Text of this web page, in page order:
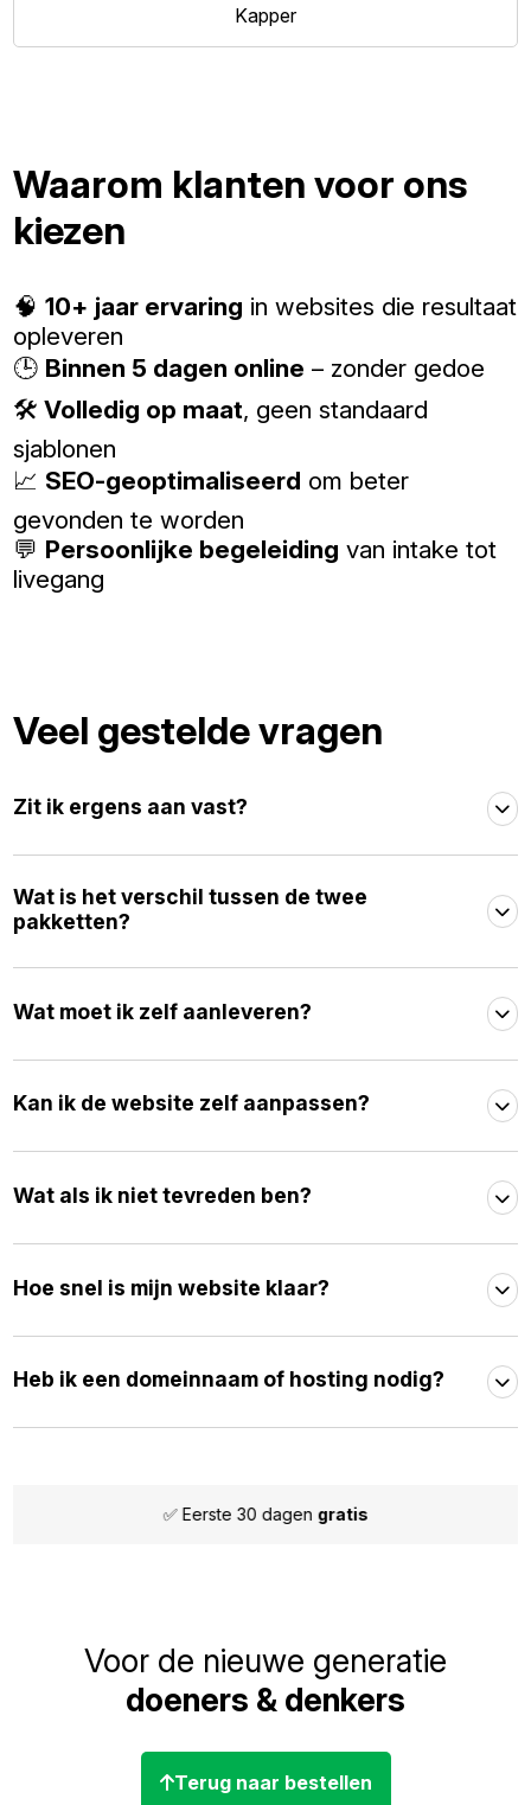
Kapper
Waarom klanten voor ons
kiezen
🧠10+ jaar ervaring in websites die resultaat
opleveren
🕒 Binnen 5 dagen online – zonder gedoe
🛠️Volledig op maat, geen standaard
sjablonen
📈 SEO-geoptimaliseerd om beter
gevonden te worden
💬 Persoonlijke begeleiding van intake tot
livegang
Veel gestelde vragen
Zit ik ergens aan vast?
Wat is het verschil tussen de twee
pakketten?
Wat moet ik zelf aanleveren?
Kan ik de website zelf aanpassen?
Wat als ik niet tevreden ben?
Hoe snel is mijn website klaar?
Heb ik een domeinnaam of hosting nodig?
Voor de nieuwe generatie
doeners & denkers
Terug naar bestellen